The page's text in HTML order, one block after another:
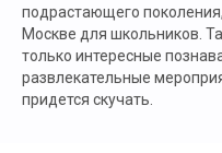
подрастающего
Москве для школьников.
только интересные
развлекательные
придется скучать.